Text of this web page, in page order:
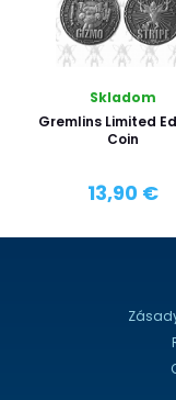
Skladom
Gremlins Limited
Coin
13,90 €